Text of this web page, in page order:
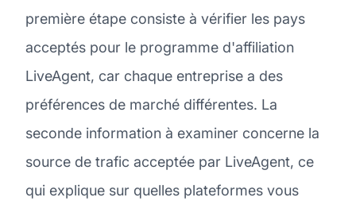
première étape consiste à vérifier les pays
acceptés pour le programme d'affiliation
LiveAgent, car chaque entreprise a des
préférences de marché différentes. La
seconde information à examiner concerne la
source de trafic acceptée par LiveAgent, ce
qui explique sur quelles plateformes vous